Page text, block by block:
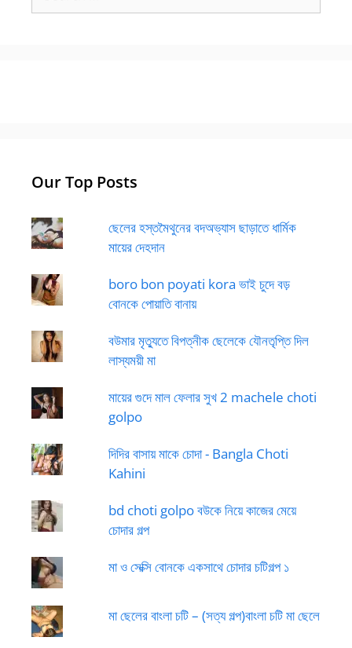
for:
Our Top Posts
ছেলের হস্তমৈথুনের বদঅভ্যাস ছাড়াতে ধার্মিক
মায়ের দেহদান
boro bon poyati kora ভাই চুদে বড়
বোনকে পোয়াতি বানায়
বউমার মৃত্যুতে বিপত্নীক ছেলেকে যৌনতৃপ্তি দিল
লাস্যময়ী মা
মায়ের গুদে মাল ফেলার সুখ 2 machele choti
golpo
দিদির বাসায় মাকে চোদা - Bangla Choti
Kahini
bd choti golpo বউকে নিয়ে কাজের মেয়ে
চোদার গল্প
মা ও সেক্সি বোনকে একসাথে চোদার চটিগল্প ১
মা ছেলের বাংলা চটি – (সত্য গল্প)বাংলা চটি মা ছেলে